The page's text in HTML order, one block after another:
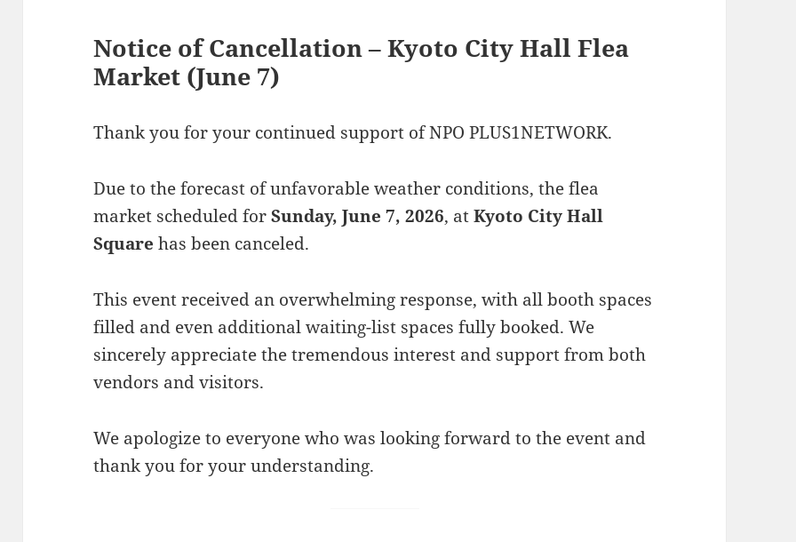
Notice of Cancellation – Kyoto City Hall Flea
Market (June 7)
Thank you for your continued support of NPO PLUS1NETWORK.
Due to the forecast of unfavorable weather conditions, the flea
market scheduled forSunday, June 7, 2026, atKyoto City Hall
Square has been canceled.
This event received an overwhelming response, with all booth spaces
filled and even additional waiting-list spaces fully booked. We
sincerely appreciate the tremendous interest and support from both
vendors and visitors.
We apologize to everyone who was looking forward to the event and
thank you for your understanding.